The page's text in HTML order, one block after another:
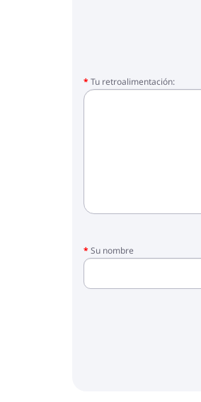
- Asiento de coche
Tu retroalimentación:
Su nombre